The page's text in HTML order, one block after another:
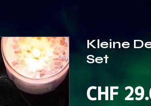
Kleine
Set
CHF